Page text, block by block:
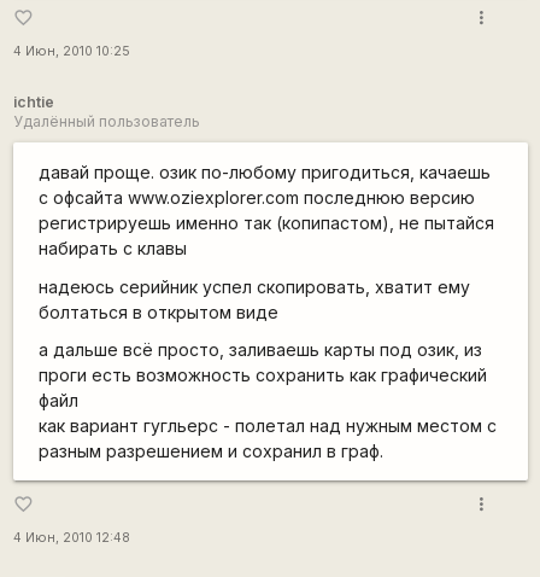
favorite_border
4 Июн, 2010 10:25
more_vert
ichtie
Удалённый пользователь
давай проще. озик по-любому пригодиться, качаешь
с офсайта www.oziexplorer.com последнюю версию
регистрируешь именно так (копипастом), не пытайся
набирать с клавы
надеюсь серийник успел скопировать, хватит ему
болтаться в открытом виде
а дальше всё просто, заливаешь карты под озик, из
проги есть возможность сохранить как графический
файл
как вариант гугльерс - полетал над нужным местом с
разным разрешением и сохранил в граф.
favorite_border
4 Июн, 2010 12:48
more_vert